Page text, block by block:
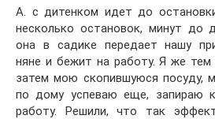
А. с дитенком идет до
несколько остановок, минут до
она в садике передает нашу
няне и бежит на работу. Я же тем
затем мою скопившуюся посуду,
по дому успеваю еще, запираю
работу. Решили, что так